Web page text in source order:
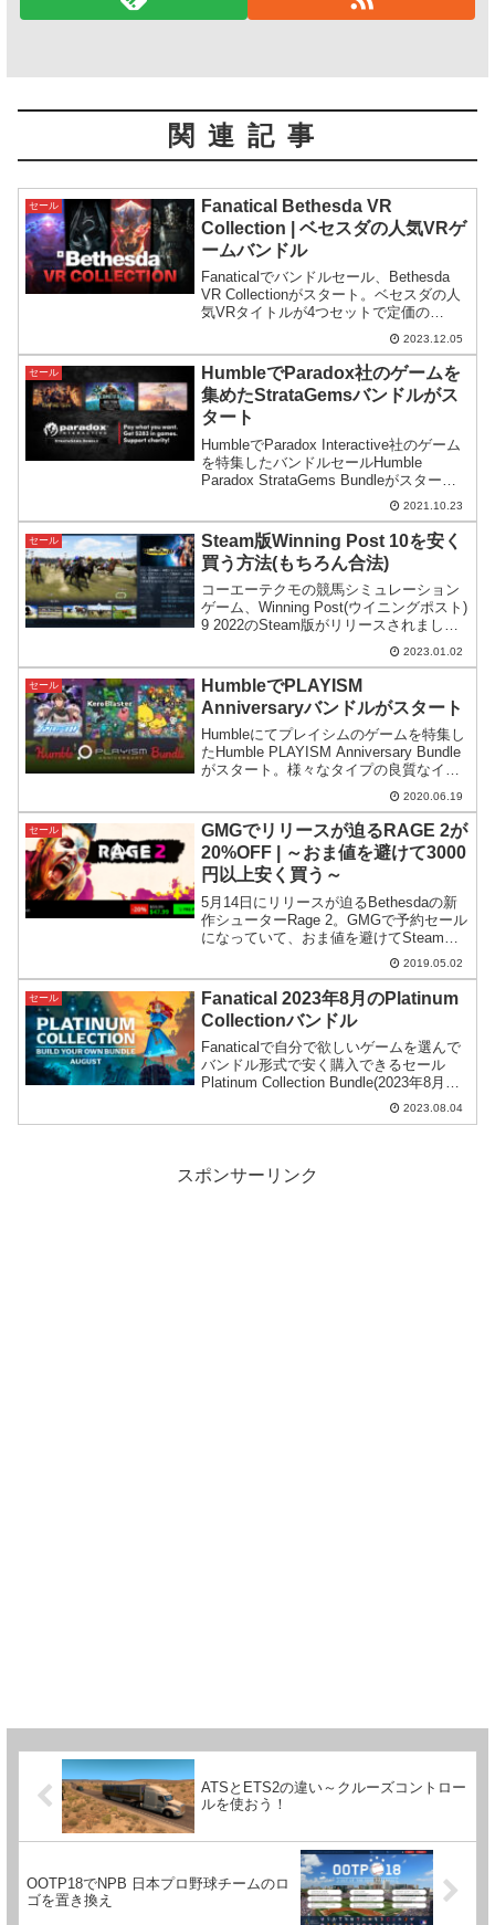
関連記事
セール
Fanatical Bethesda VR
Collection | ベセスダの人気VRゲ
ームバンドル
Fanaticalでバンドルセール、Bethesda
VR Collectionがスタート。ベセスダの人
気VRタイトルが4つセットで定価の
83%OFFと安くなっています。 2023.12.05
セール
HumbleでParadox社のゲームを
集めたStrataGemsバンドルがス
タート
HumbleでParadox Interactive社のゲーム
を特集したバンドルセールHumble
Paradox StrataGems Bundleがスター
ト。費用対効果の高いバンドルとなって
2021.10.23
セール
Steam版Winning Post 10を安く
買う方法(もちろん合法)
コーエーテクモの競馬シミュレーション
ゲーム、Winning Post(ウイニングポスト)
9 2022のSteam版がリリースされました
が恒例の高額設定です。そこでSteam版
を少しでも安く買う方法を紹介します。
2023.01.02
セール
HumbleでPLAYISM
Anniversaryバンドルがスタート
Humbleにてプレイシムのゲームを特集し
たHumble PLAYISM Anniversary Bundle
がスタート。様々なタイプの良質なイン
ディーゲームがまとめて手に入ります。
2020.06.19
セール
GMGでリリースが迫るRAGE 2が
20%OFF | ～おま値を避けて3000
円以上安く買う～
5月14日にリリースが迫るBethesdaの新
作シューターRage 2。GMGで予約セール
になっていて、おま値を避けてSteamや
ベセスダ・ネットよりも3,000円以上安く
2019.05.02
セール
Fanatical 2023年8月のPlatinum
Collectionバンドル
Fanaticalで自分で欲しいゲームを選んで
バンドル形式で安く購入できるセール
Platinum Collection Bundle(2023年8月度)
がスタート。新登場のゲームあり、バン
ドルの常連の大型タイトルありと、今月
2023.08.04
スポンサーリンク
ATSとETS2の違い～クルーズコントロー
ルを使おう！
OOTP18でNPB 日本プロ野球チームのロ
ゴを置き換え